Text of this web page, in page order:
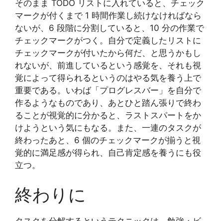
そのまま TODO リストに入れていると、チェック
マークが付くまで 1 時間作業し続けなければなら
ないが、6 段階に分割していると、10 分の作業で
チェックマークがつく。自分で定義したリストに
チェックマークが付いたから何だ、と思うかもし
れないが、前進しているという感覚を、それも視
覚によって得られるというのはやる気を養う上で
重要である。いわば「プログレスバー」を自分で
作るようなものであり、あとひと踏ん張りで終わ
ることが視覚的に分かると、ラストスパートをか
けようという気にもなる。また、一連のタスクが
終わったあと、6 個のチェックマークが揃うと視
覚的に満足感が得られ、自己肯定感を養うにも役
立つ。
終わりに